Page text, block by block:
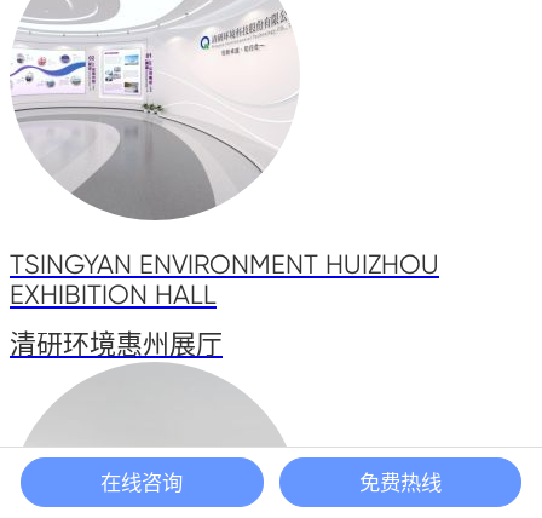
TSINGYAN ENVIRONMENT HUIZHOU
EXHIBITION HALL
清研环境惠州展厅
在线咨询 免费热线